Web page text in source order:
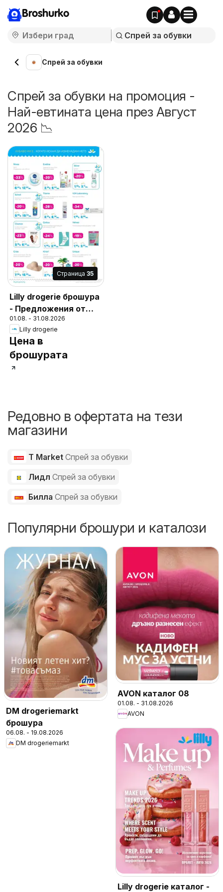
Broshurko
Спрей за обувки
Спрей за обувки на промоция -
Най-евтината цена през Август
2026 📉
Cтраница 35
Lilly drogerie брошура
- Предложения от
Лили Дрогерие
01.08. - 31.08.2026
Lilly drogerie
Цена в
брошурата
Редовно в офертата на тези
магазини
T Market Спрей за обувки
Лидл Спрей за обувки
Билла Спрей за обувки
Популярни брошури и каталози
DM drogeriemarkt
брошура
06.08. - 19.08.2026
DM drogeriemarkt
AVON каталог 08
01.08. - 31.08.2026
AVON
Lilly drogerie каталог -